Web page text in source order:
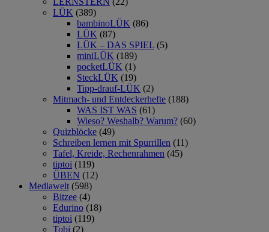
LÜK (389)
bambinoLÜK (86)
LÜK (87)
LÜK – DAS SPIEL (5)
miniLÜK (189)
pocketLÜK (1)
SteckLÜK (19)
Tipp-drauf-LÜK (2)
Mitmach- und Entdeckerhefte (188)
WAS IST WAS (61)
Wieso? Weshalb? Warum? (60)
Quizblöcke (49)
Schreiben lernen mit Spurrillen (11)
Tafel, Kreide, Rechenrahmen (45)
tiptoi (119)
ÜBEN (12)
Mediawelt (598)
Bitzee (4)
Edurino (18)
tiptoi (119)
Tobi (2)